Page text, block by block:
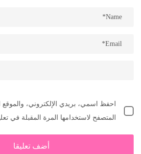
احفظ اسمي، بريدي الإلكتروني، والموقع
المتصفح لاستخدامها المرة المقبلة في